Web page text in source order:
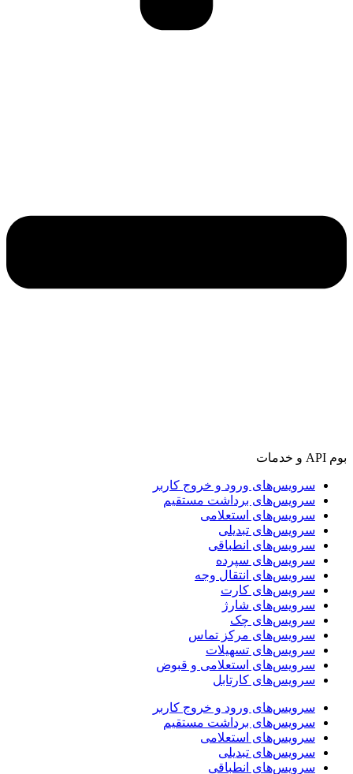
بوم API و خدمات
سرویس‌های ورود و خروج کاربر
سرویس‌های برداشت مستقیم
سرویس‌های استعلامی
سرویس‌های تبدیلی
سرویس‌های انطباقی
سرویس‌های سپرده
سرویس‌های انتقال وجه
سرویس‌های کارت
سرویس‌های شارژ
سرویس‌های چک
سرویس‌های مرکز تماس
سرویس‌های تسهیلات
سرویس‌های استعلامی و قبوض
سرویس‌های کارتابل
سرویس‌های ورود و خروج کاربر
سرویس‌های برداشت مستقیم
سرویس‌های استعلامی
سرویس‌های تبدیلی
سرویس‌های انطباقی